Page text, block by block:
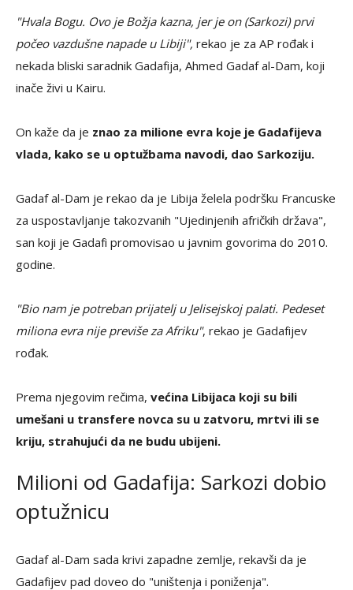
"Hvala Bogu. Ovo je Božja kazna, jer je on (Sarkozi) prvi
počeo vazdušne napade u Libiji", rekao je za AP rođak i
nekada bliski saradnik Gadafija, Ahmed Gadaf al-Dam, koji
inače živi u Kairu.
On kaže da je znao za milione evra koje je Gadafijeva
vlada, kako se u optužbama navodi, dao Sarkoziju.
Gadaf al-Dam je rekao da je Libija želela podršku Francuske
za uspostavljanje takozvanih "Ujedinjenih afričkih država",
san koji je Gadafi promovisao u javnim govorima do 2010.
godine.
"Bio nam je potreban prijatelj u Jelisejskoj palati. Pedeset
miliona evra nije previše za Afriku", rekao je Gadafijev
rođak.
Prema njegovim rečima, većina Libijaca koji su bili
umešani u transfere novca su u zatvoru, mrtvi ili se
kriju, strahujući da ne budu ubijeni.
Milioni od Gadafija: Sarkozi dobio
optužnicu
Gadaf al-Dam sada krivi zapadne zemlje, rekavši da je
Gadafijev pad doveo do "uništenja i poniženja".